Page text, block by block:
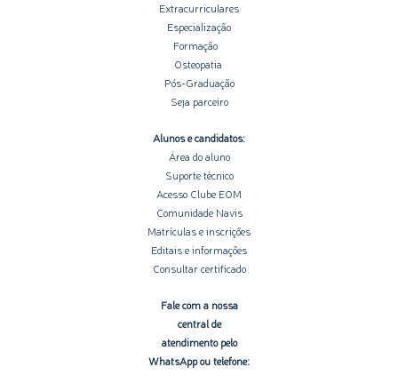
Extracurriculares
Especialização
Formação
Osteopatia
Pós-Graduação
Seja parceiro
Alunos e candidatos:
Área do aluno
Suporte técnico
Acesso Clube EOM
Comunidade Navis
Matrículas e inscrições
Editais e informações
Consultar certificado
Fale com a nossa
central de
atendimento pelo
WhatsApp ou telefone: